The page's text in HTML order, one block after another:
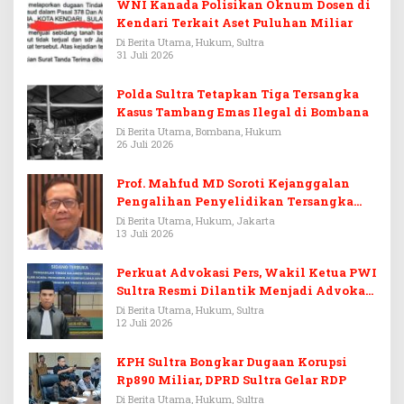
WNI Kanada Polisikan Oknum Dosen di
Kendari Terkait Aset Puluhan Miliar
Di Berita Utama, Hukum, Sultra
31 Juli 2026
Polda Sultra Tetapkan Tiga Tersangka
Kasus Tambang Emas Ilegal di Bombana
Di Berita Utama, Bombana, Hukum
26 Juli 2026
Prof. Mahfud MD Soroti Kejanggalan
Pengalihan Penyelidikan Tersangka
Febrie Adriansyah
Di Berita Utama, Hukum, Jakarta
13 Juli 2026
Perkuat Advokasi Pers, Wakil Ketua PWI
Sultra Resmi Dilantik Menjadi Advokat
PERADI
Di Berita Utama, Hukum, Sultra
12 Juli 2026
KPH Sultra Bongkar Dugaan Korupsi
Rp890 Miliar, DPRD Sultra Gelar RDP
Di Berita Utama, Hukum, Sultra